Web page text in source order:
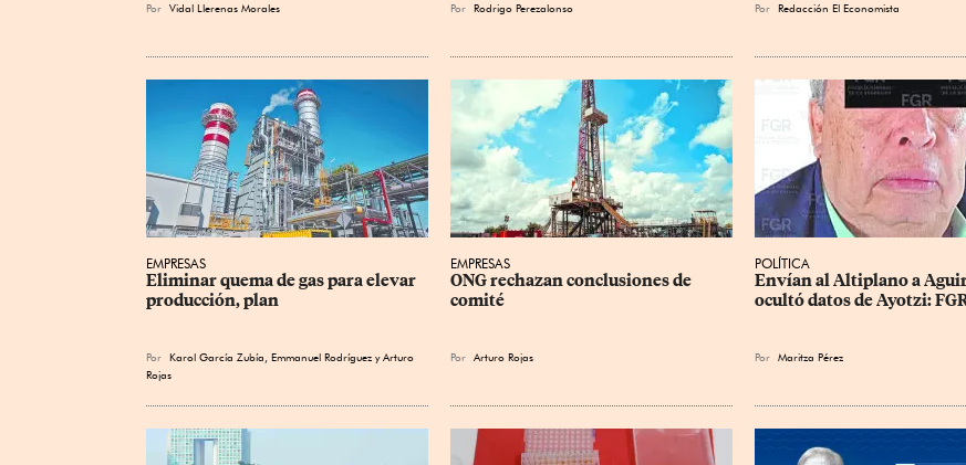
Por Vidal Llerenas Morales Por Rodrigo Perezalonso Por Redacción El Economista
EMPRESAS
Eliminar quema de gas para elevar
producción, plan
Por Karol García Zubía Emmanuel Rodríguez yArturo
Rojas
EMPRESAS
ONG rechazan conclusiones de
comité
Por Arturo Rojas
POLÍTICA
Envían al Altiplano a
ocultó datos de Ayotzi:
Por Maritza Pérez